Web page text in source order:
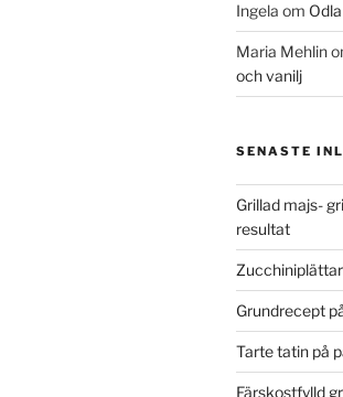
Ingela om
Maria Mehlin
och vanilj
SENASTE
Grillad majs-
resultat
Grundrecept
Tarte tatin på
Färskostfylld